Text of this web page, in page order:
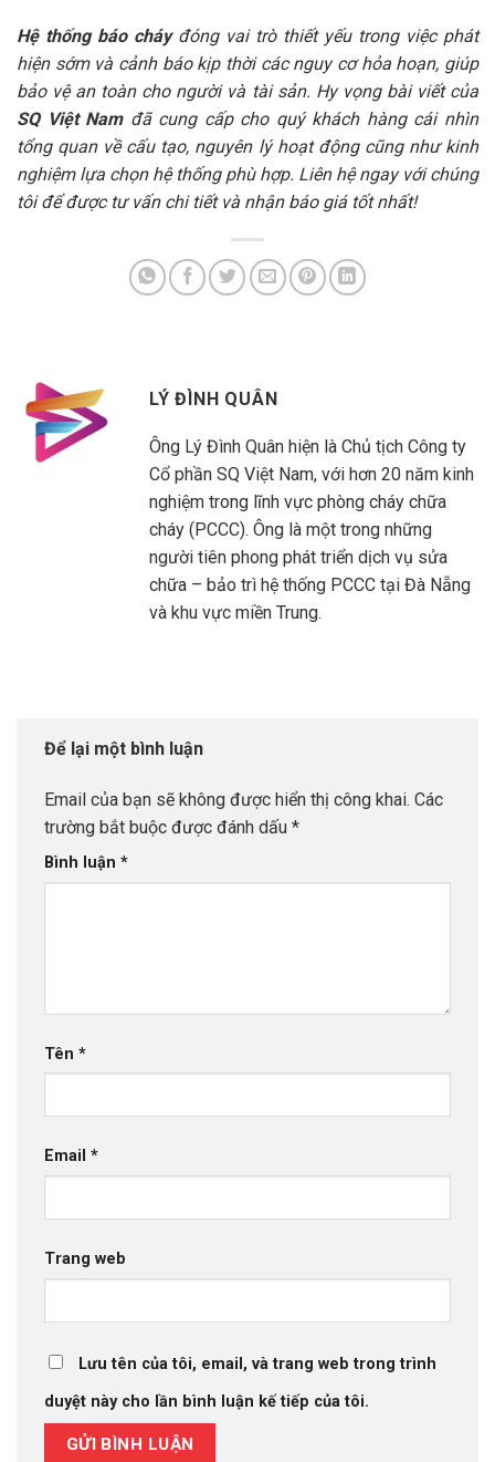
Hệ thống báo cháy đóng vai trò thiết yếu trong việc phát
hiện sớm và cảnh báo kịp thời các nguy cơ hỏa hoạn, giúp
bảo vệ an toàn cho người và tài sản. Hy vọng bài viết của
SQ Việt Namđã cung cấp cho quý khách hàng cái nhìn
tổng quan về cấu tạo, nguyên lý hoạt động cũng như kinh
nghiệm lựa chọn hệ thống phù hợp. Liên hệ ngay với chúng
tôi để được tư vấn chi tiết và nhận báo giá tốt nhất!
LÝ ĐÌNH QUÂN
Ông Lý Đình Quân hiện là Chủ tịch Công ty
Cổ phần SQ Việt Nam, với hơn 20 năm kinh
nghiệm trong lĩnh vực phòng cháy chữa
cháy (PCCC). Ông là một trong những
người tiên phong phát triển dịch vụ sửa
chữa – bảo trì hệ thống PCCC tại Đà Nẵng
và khu vực miền Trung.
Để lại một bình luận
Email của bạn sẽ không được hiển thị công khai. Các
trường bắt buộc được đánh dấu *
Bình luận *
Tên *
Email *
Trang web
Lưu tên của tôi, email, và trang web trong trình
duyệt này cho lần bình luận kế tiếp của tôi.